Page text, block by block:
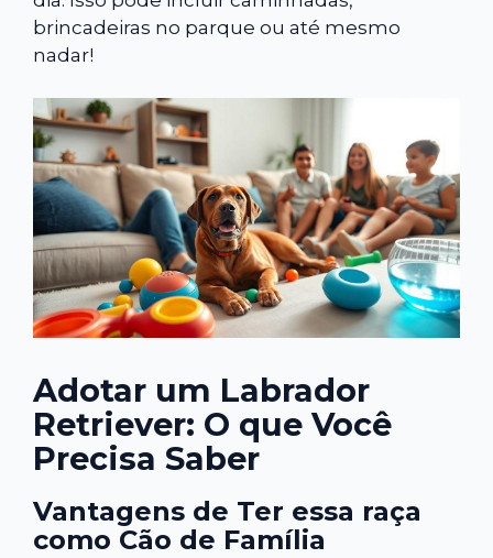
brincadeiras no parque ou até mesmo
nadar!
Adotar um Labrador
Retriever: O que Você
Precisa Saber
Vantagens de Ter essa raça
como Cão de Família